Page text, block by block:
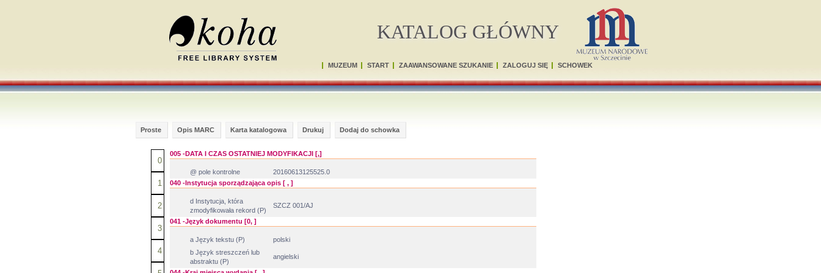
MUZEUM START ZAAWANSOWANE SZUKANIE ZALOGUJ SIĘ SCHOWEK
KATALOG GŁÓWNY
Proste Opis MARC Karta katalogowa Drukuj Dodaj do schowka
0
1
2
3
4
005 -DATA I CZAS OSTATNIEJ MODYFIKACJI [,]
@ pole kontrolne
20160613125525.0
040 -Instytucja sporządzająca opis [ , ]
d Instytucja, która
zmodyfikowała rekord (P)
SZCZ 001/AJ
041 -Język dokumentu [0, ]
a Język tekstu (P)
polski
b Język streszczeń lub
abstraktu (P)
angielski